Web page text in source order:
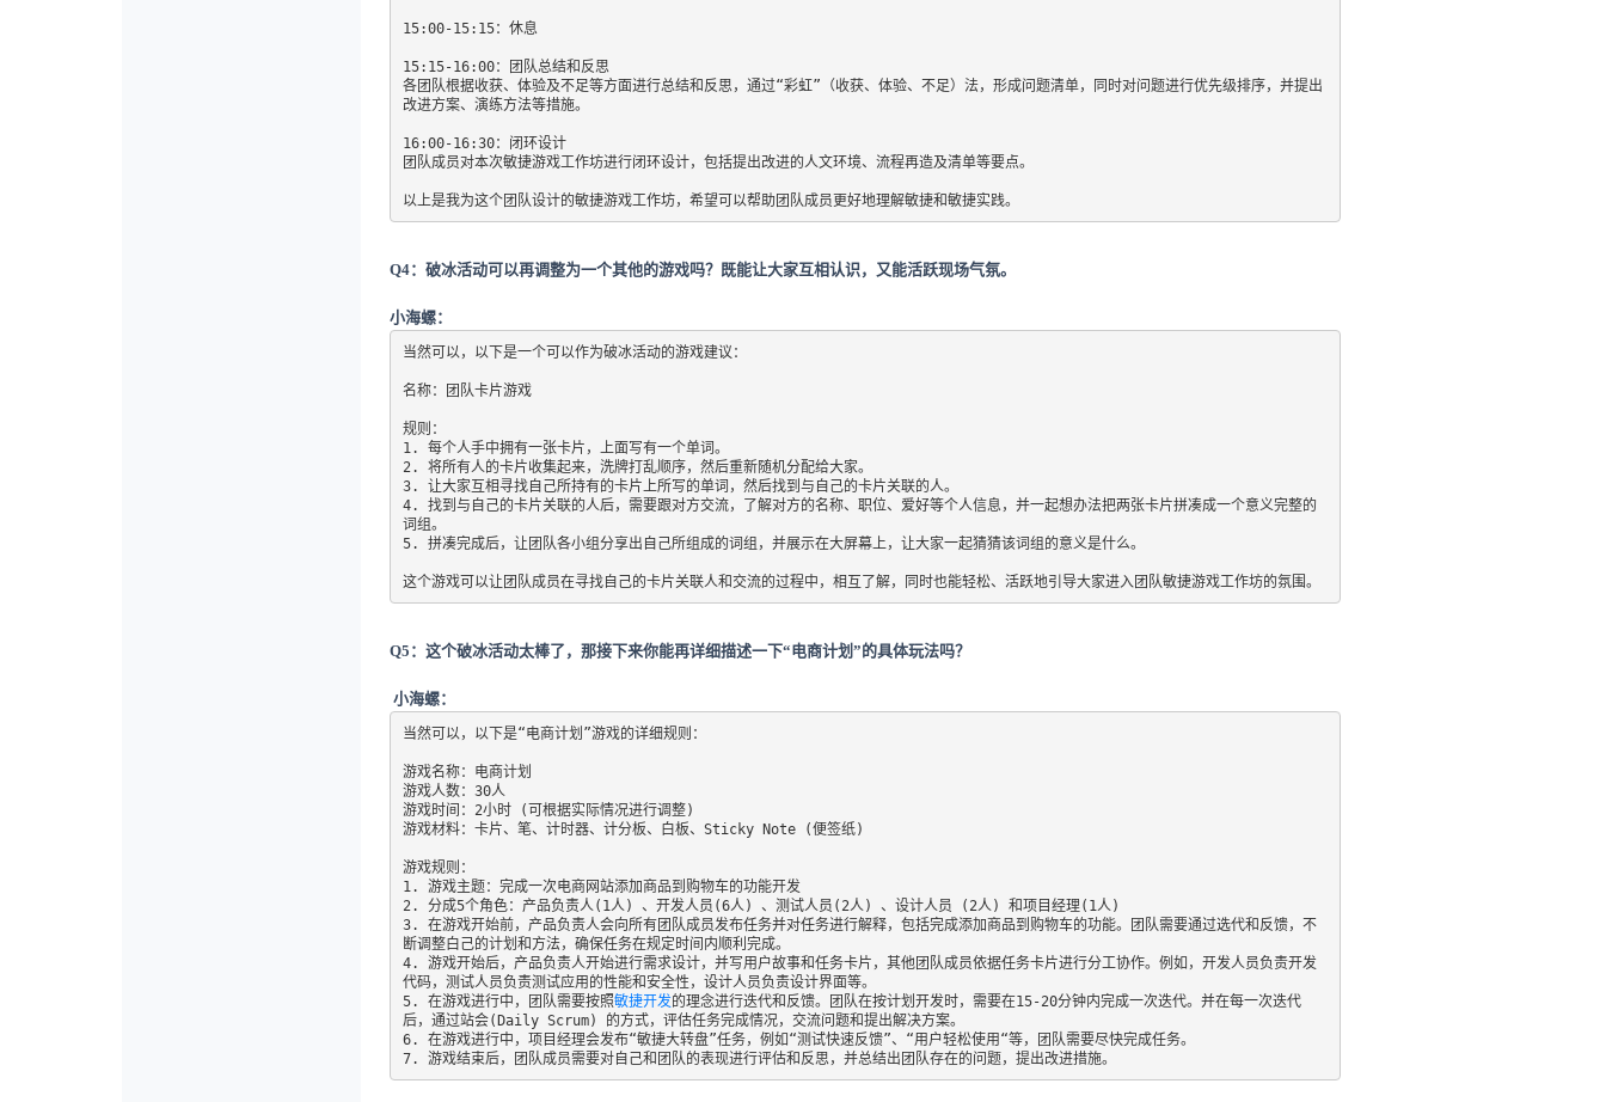
15:00-15:15：休息
15:15-16:00：团队总结和反思
各团队根据收获、体验及不足等方面进行总结和反思，通过“彩虹”（收获、体验、不足）法，形成问题清单，同时对问题进行优先级排序，并提出
改进方案、演练方法等措施。
16:00-16:30：闭环设计
团队成员对本次敏捷游戏工作坊进行闭环设计，包括提出改进的人文环境、流程再造及清单等要点。
以上是我为这个团队设计的敏捷游戏工作坊，希望可以帮助团队成员更好地理解敏捷和敏捷实践。
Q4：破冰活动可以再调整为一个其他的游戏吗？既能让大家互相认识，又能活跃现场气氛。
小海螺：
当然可以，以下是一个可以作为破冰活动的游戏建议：
名称：团队卡片游戏
规则：
1. 每个人手中拥有一张卡片，上面写有一个单词。
2. 将所有人的卡片收集起来，洗牌打乱顺序，然后重新随机分配给大家。
3. 让大家互相寻找自己所持有的卡片上所写的单词，然后找到与自己的卡片关联的人。
4. 找到与自己的卡片关联的人后，需要跟对方交流，了解对方的名称、职位、爱好等个人信息，并一起想办法把两张卡片拼凑成一个意义完整的
词组。
5. 拼凑完成后，让团队各小组分享出自己所组成的词组，并展示在大屏幕上，让大家一起猜猜该词组的意义是什么。
这个游戏可以让团队成员在寻找自己的卡片关联人和交流的过程中，相互了解，同时也能轻松、活跃地引导大家进入团队敏捷游戏工作坊的氛围。
Q5：这个破冰活动太棒了，那接下来你能再详细描述一下“电商计划”的具体玩法吗？
小海螺：
当然可以，以下是“电商计划”游戏的详细规则：
游戏名称：电商计划
游戏人数：30人
游戏时间：2小时 (可根据实际情况进行调整)
游戏材料：卡片、笔、计时器、计分板、白板、Sticky Note (便签纸)
游戏规则：
1. 游戏主题：完成一次电商网站添加商品到购物车的功能开发
2. 分成5个角色：产品负责人(1人) 、开发人员(6人) 、测试人员(2人) 、设计人员 (2人) 和项目经理(1人)
3. 在游戏开始前，产品负责人会向所有团队成员发布任务并对任务进行解释，包括完成添加商品到购物车的功能。团队需要通过选代和反馈，不
断调整白己的计划和方法，确保任务在规定时间内顺利完成。
4. 游戏开始后，产品负责人开始进行需求设计，并写用户故事和任务卡片，其他团队成员依据任务卡片进行分工协作。例如，开发人员负责开发
代码，测试人员负责测试应用的性能和安全性，设计人员负责设计界面等。
5. 在游戏进行中，团队需要按照敏捷开发的理念进行迭代和反馈。团队在按计划开发时，需要在15-20分钟内完成一次迭代。并在每一次迭代
后，通过站会(Daily Scrum) 的方式，评估任务完成情况，交流问题和提出解决方案。
6. 在游戏进行中，项目经理会发布“敏捷大转盘”任务，例如“测试快速反馈”、“用户轻松使用“等，团队需要尽快完成任务。
7. 游戏结束后，团队成员需要对自己和团队的表现进行评估和反思，并总结出团队存在的问题，提出改进措施。